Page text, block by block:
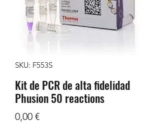
SKU: F553S
Kit de PCR de alta fidelidad
Phusion 50 reactions
0,00 €Precio